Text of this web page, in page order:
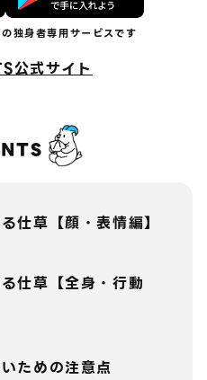
公式サイト
仕草【顔・表情編】
仕草【全身・行動
ための注意点